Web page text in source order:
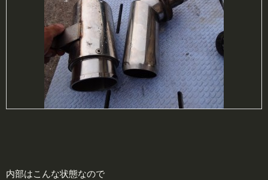
内部はこんな状態なので